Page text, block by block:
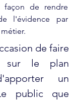
façon de rendre
l'évidence par
de faire
sur le plan
un
public que